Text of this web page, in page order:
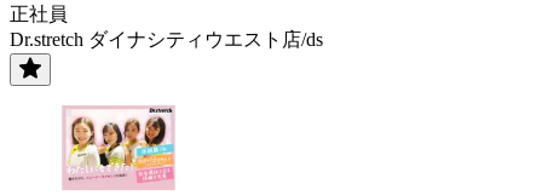
正社員
Dr.stretch ダイナシティウエスト店/ds